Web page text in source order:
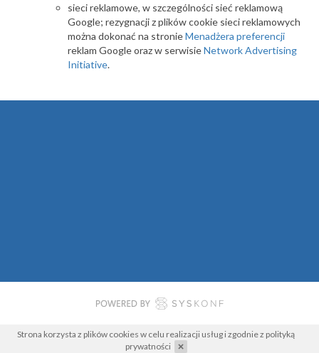
Strona korzysta z plików cookies w celu realizacji usług i zgodnie z polityką
prywatności
sieci reklamowe, w szczególności sieć reklamową
Google; rezygnacji z plików cookie sieci reklamowych
można dokonać na stronieMenadżera preferencji
reklam Google oraz w serwisieNetwork Advertising
Initiative.